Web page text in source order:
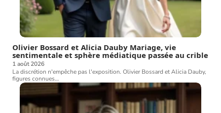
Olivier Bossard et Alicia Dauby Mariage, vie
sentimentale et sphère médiatique passée au crible
1 août 2026
La discrétion n'empêche pas l'exposition. Olivier Bossard et Alicia Dauby,
figures connues…